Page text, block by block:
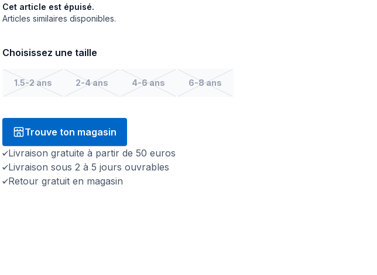
Cet article est épuisé.
Articles similaires disponibles.
Choisissez une taille
1.5-2 ans 2-4 ans 4-6 ans 6-8 ans
Trouve ton magasin
Livraison gratuite à partir de 50 euros
Livraison sous 2 à 5 jours ouvrables
Retour gratuit en magasin